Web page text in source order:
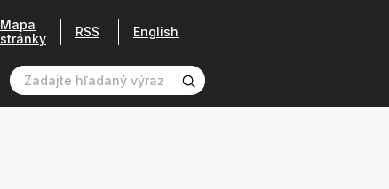
Mapa
stránky
RSS English